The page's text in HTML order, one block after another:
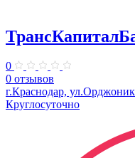
0
0 отзывов
г.Краснодар,
Круглосуточно